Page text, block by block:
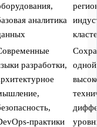
аналитика
разработки,
практики